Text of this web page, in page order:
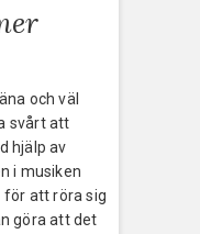
och väl
svårt att
hjälp av
i musiken
för att röra sig
göra att det